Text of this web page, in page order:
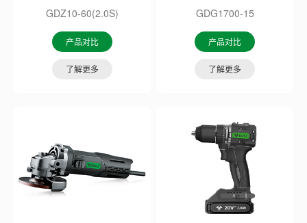
GDZ10-60(2.0S)
产品对比
了解更多
GDG1700-15
产品对比
了解更多